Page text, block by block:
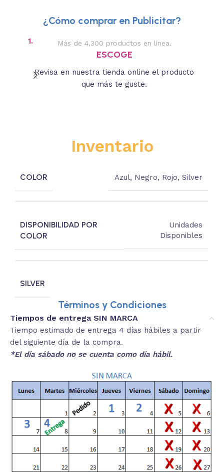
¿Cómo comprar en Publicitar?
1. Más de 4,300 productos en línea.
ESCOGE
Revisa en nuestra tienda online el producto
que más te guste.
Inventario
COLOR Azul, Negro, Rojo,Silver
DISPONIBILIDAD POR
COLOR
Unidades
Disponibles
SILVER
Términos y Condiciones
Tiempos de entrega SIN MARCA
Tiempo estimado de entrega 4 días hábiles a partir
del siguiente día de la compra.
*El día sábado no se cuenta como día hábil.